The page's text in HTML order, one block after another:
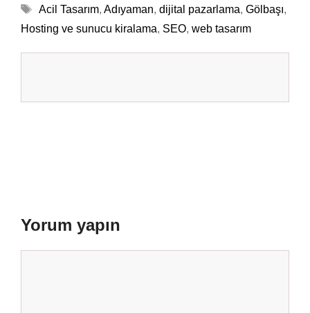
Etiketler
Acil Tasarım, Adıyaman, dijital pazarlama, Gölbaşı,
Hosting ve sunucu kiralama, SEO, web tasarım
Yorum yapın